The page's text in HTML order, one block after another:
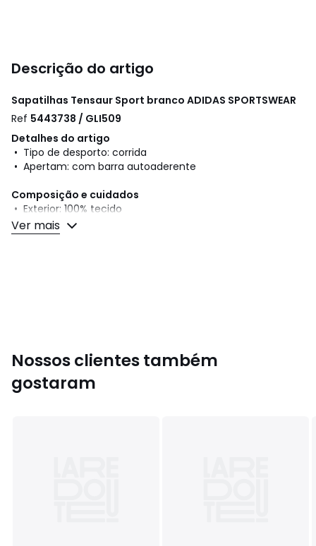
Descrição do artigo
Sapatilhas Tensaur Sport branco ADIDAS SPORTSWEAR
Ref 5443738 / GLI509
Detalhes do artigo
• Tipo de desporto: corrida
• Apertam: com barra autoaderente
Composição e cuidados
• Exterior: 100% tecido
• Forro: 100% tecido
• Palmilha: 100% tecido
Ver mais
Nossos clientes também
gostaram